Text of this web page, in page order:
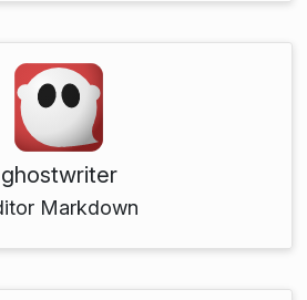
ghostwriter
Markdown